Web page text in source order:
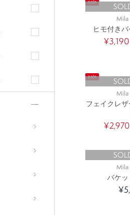
sale
Mila
ヒモ付き
¥3,190
sale
Mila
フェイクレ
¥2,970
Mila
バケッ